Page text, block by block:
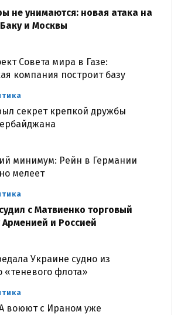
не унимаются: новая атака на
и Москвы
Совета мира в Газе:
компания построит базу
секрет крепкой дружбы
минимум: Рейн в Германии
мелеет
с Матвиенко торговый
и Россией
Украине судно из
«теневого флота»
воюют с Ираном уже